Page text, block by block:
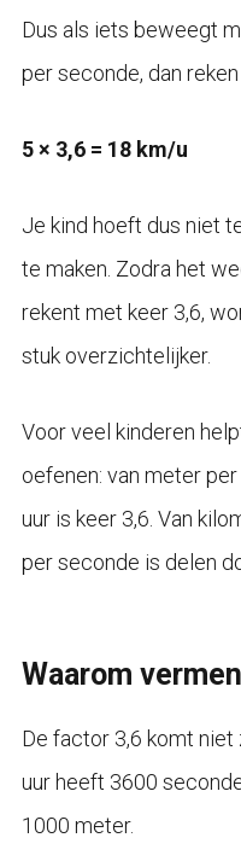
Dus als iets beweegt
per seconde, dan reken
5 × 3,6 = 18 km/u
Je kind hoeft dus niet
te maken. Zodra het
rekent met keer 3,6,
stuk overzichtelijker.
Voor veel kinderen
oefenen: van meter
uur is keer 3,6. Van
per seconde is delen
Waarom
De factor 3,6 komt niet
uur heeft 3600
1000 meter.